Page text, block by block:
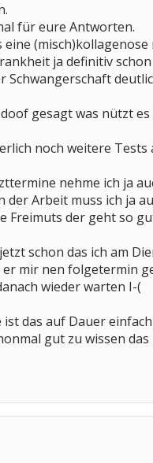
für eure Antworten.
eine
ja definitiv
Schwangerschaft
gesagt was nützt
noch weitere
nehme ich ja
der Arbeit muss ich ja
Freimuts der geht so
schon das ich am
mir nen folgetermin
wieder warten I-(
ist das auf Dauer
gut zu wissen